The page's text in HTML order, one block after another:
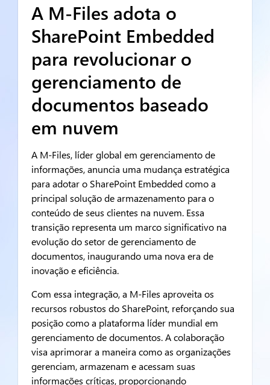
A M-Files adota o
SharePoint Embedded
para revolucionar o
gerenciamento de
documentos baseado
em nuvem
A M-Files, líder global em gerenciamento de
informações, anuncia uma mudança estratégica
para adotar o SharePoint Embedded como a
principal solução de armazenamento para o
conteúdo de seus clientes na nuvem. Essa
transição representa um marco significativo na
evolução do setor de gerenciamento de
documentos, inaugurando uma nova era de
inovação e eficiência.
Com essa integração, a M-Files aproveita os
recursos robustos do SharePoint, reforçando sua
posição como a plataforma líder mundial em
gerenciamento de documentos. A colaboração
visa aprimorar a maneira como as organizações
gerenciam, armazenam e acessam suas
informações críticas, proporcionando